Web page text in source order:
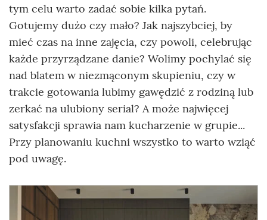
tym celu warto zadać sobie kilka pytań.
Gotujemy dużo czy mało? Jak najszybciej, by
mieć czas na inne zajęcia, czy powoli, celebrując
każde przyrządzane danie? Wolimy pochylać się
nad blatem w niezmąconym skupieniu, czy w
trakcie gotowania lubimy gawędzić z rodziną lub
zerkać na ulubiony serial? A może najwięcej
satysfakcji sprawia nam kucharzenie w grupie...
Przy planowaniu kuchni wszystko to warto wziąć
pod uwagę.